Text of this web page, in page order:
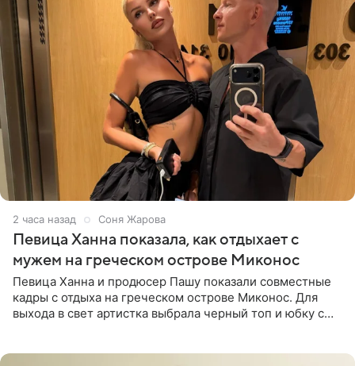
2 часа назад Соня Жарова
Певица Ханна показала, как отдыхает с
мужем на греческом острове Миконос
Певица Ханна и продюсер Пашу показали совместные
кадры с отдыха на греческом острове Миконос. Для
выхода в свет артистка выбрала черный топ и юбку с